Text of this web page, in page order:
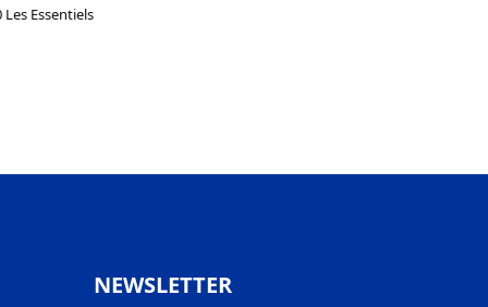
Essentiels
NEWSLETTER